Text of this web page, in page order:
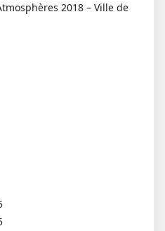
2018 – Ville de